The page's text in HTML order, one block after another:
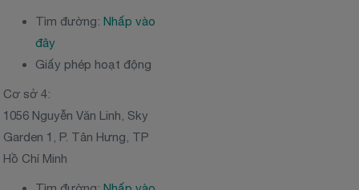
Tìm đường:Nhấp vào
đây
Giấy phép hoạt động
Cơ sở 4:
1056 Nguyễn Văn Linh, Sky
Garden 1, P. Tân Hưng, TP
Hồ Chí Minh